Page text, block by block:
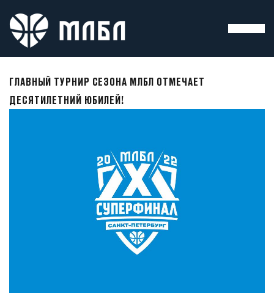
ГЛАВНЫЙ ТУРНИР СЕЗОНА МЛБЛ ОТМЕЧАЕТ
ДЕСЯТИЛЕТНИЙ ЮБИЛЕЙ!